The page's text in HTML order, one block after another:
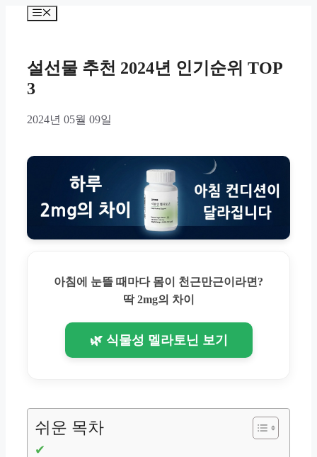
Menu
설선물 추천 2024년 인기순위 TOP
3
2024년 05월 09일
아침에 눈뜰 때마다 몸이 천근만근이라면?
딱 2mg의 차이
🌿 식물성 멜라토닌 보기
쉬운 목차